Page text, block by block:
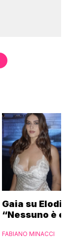
Gaia su
“Nessuno è
FABIANO MINACCI